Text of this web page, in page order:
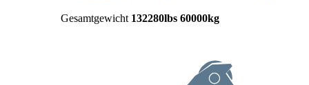
Gesamtgewicht 132280lbs 60000kg